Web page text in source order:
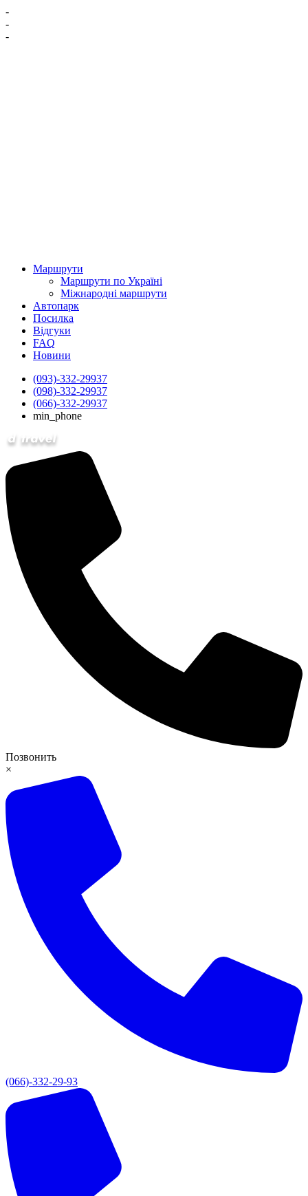
-
-
-
Маршрути
Маршрути по Україні
Міжнародні маршрути
Автопарк
Посилка
Відгуки
FAQ
Новини
(093)-332-29937
(098)-332-29937
(066)-332-29937
min_phone
Позвонить
×
(066)-332-29-93